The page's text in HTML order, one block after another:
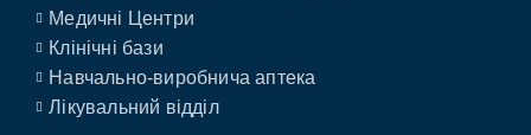
Медичні Центри
Клінічні бази
Навчально-виробнича аптека
Лікувальний відділ